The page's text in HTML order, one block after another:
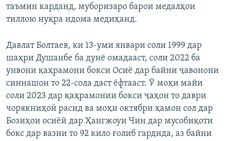
таъмин карданд, муборизаро барои медалҳои
тиллою нуқра идома медиҳанд.
Давлат Болтаев, ки 13-уми январи соли 1999 дар
шаҳри Душанбе ба дунё омадааст, соли 2022 ба
унвони қаҳрамони бокси Осиё дар байни ҷавонони
синнашон то 22-сола даст ёфтааст. Ӯ моҳи майи
соли 2023 дар қаҳрамонии бокси ҷаҳон то даври
чорякниҳоӣ расид ва моҳи октябри ҳамон сол дар
Бозиҳои осиёӣ дар Ҳангжоуи Чин дар мусобиқоти
бокс дар вазни то 92 кило ғолиб гардида, аз байни